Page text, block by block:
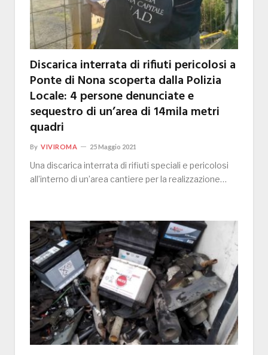
Discarica interrata di rifiuti pericolosi a
Ponte di Nona scoperta dalla Polizia
Locale: 4 persone denunciate e
sequestro di un’area di 14mila metri
quadri
By VIVIROMA 25 Maggio 2021
Una discarica interrata di rifiuti speciali e pericolosi
all’interno di un’area cantiere per la realizzazione…